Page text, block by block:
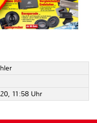
11:58 Uhr